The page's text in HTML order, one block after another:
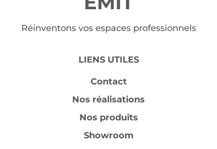
Réinventons vos espaces professionnels
LIENS UTILES
Contact
Nos réalisations
Nos produits
Showroom